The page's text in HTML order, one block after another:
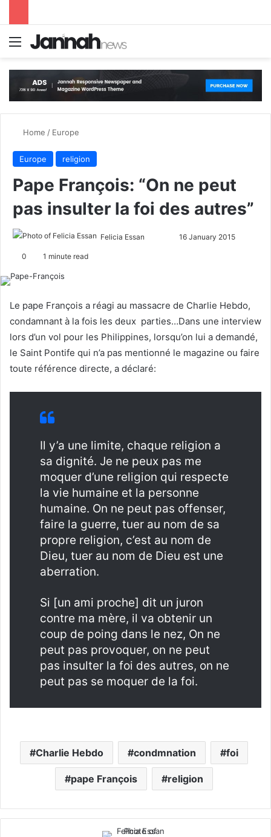
Menu
Home / Europe
Europe religion
Pape François: “On ne peut
pas insulter la foi des autres”
Felicia Essan
w
o
n
X
n
e
m
a
16 January 2015
0 1 minute read
Le pape François a réagi au massacre de Charlie Hebdo,
condamnant à la fois les deux parties…Dans une interview
lors d’un vol pour les Philippines, lorsqu’on lui a demandé,
le Saint Pontife qui n’a pas mentionné le magazine ou faire
toute référence directe, a déclaré:
Il y’a une limite, chaque religion a
sa dignité. Je ne peux pas me
moquer d’une religion qui respecte
la vie humaine et la personne
humaine. On ne peut pas offenser,
faire la guerre, tuer au nom de sa
propre religion, c’est au nom de
Dieu, tuer au nom de Dieu est une
aberration.
Si [un ami proche] dit un juron
contre ma mère, il va obtenir un
coup de poing dans le nez, On ne
peut pas provoquer, on ne peut
pas insulter la foi des autres, on ne
peut pas se moquer de la foi.
Charlie Hebdo condmnation foi
pape François religion